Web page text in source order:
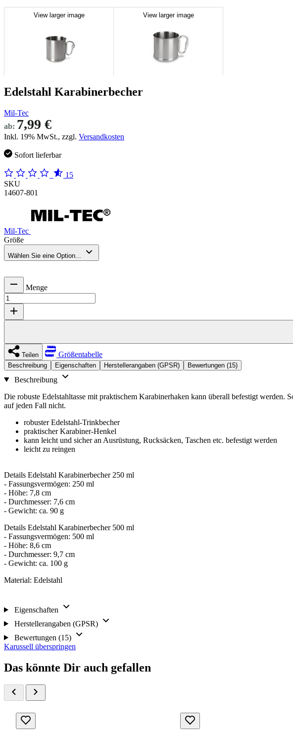
View larger image View larger image
Edelstahl Karabinerbecher
Mil-Tec
ab: 7,99 €
Inkl. 19% MwSt., zzgl. Versandkosten
Sofort lieferbar
15
SKU
14607-801
Mil-Tec
Größe
Wählen Sie eine Option...
Menge
Teilen Größentabelle
Beschreibung Eigenschaften Herstellerangaben (GPSR) Bewertungen (15)
Beschreibung
Die robuste Edelstahltasse mit praktischem Karabinerhaken kann überall befestigt werden.
auf jeden Fall nicht.
robuster Edelstahl-Trinkbecher
praktischer Karabiner-Henkel
kann leicht und sicher an Ausrüstung, Rucksäcken, Taschen etc. befestigt werden
leicht zu reingen
Details Edelstahl Karabinerbecher 250 ml
- Fassungsvermögen: 250 ml
- Höhe: 7,8 cm
- Durchmesser: 7,6 cm
- Gewicht: ca. 90 g
Details Edelstahl Karabinerbecher 500 ml
- Fassungsvermögen: 500 ml
- Höhe: 8,6 cm
- Durchmesser: 9,7 cm
- Gewicht: ca. 100 g
Material: Edelstahl
Eigenschaften
Herstellerangaben (GPSR)
Bewertungen (15)
Karussell überspringen
Das könnte Dir auch gefallen